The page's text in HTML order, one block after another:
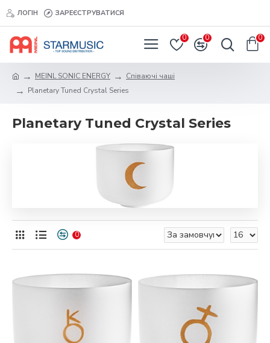
ЛОГІН ЗАРЕЄСТРУВАТИСЯ
0 0 0
MEINL SONIC ENERGY
Співаючі чаші
Planetary Tuned Crystal Series
Planetary Tuned Crystal Series
0